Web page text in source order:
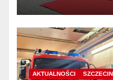
AKTUALNOŚCI